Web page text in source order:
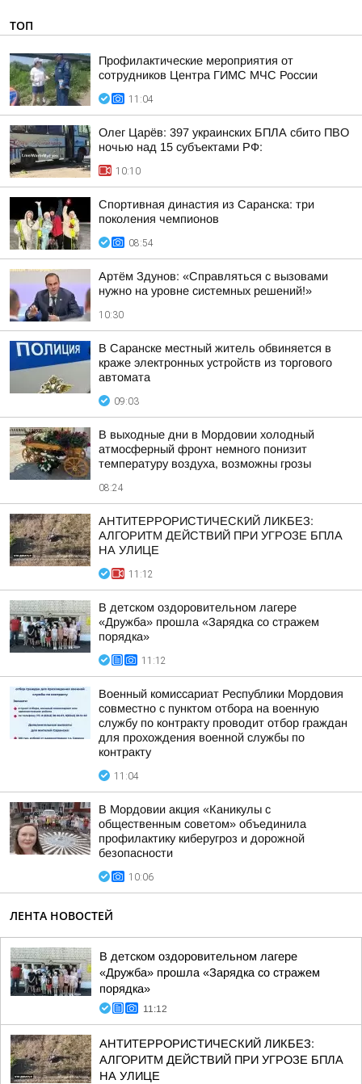
ТОП
Профилактические мероприятия от
сотрудников Центра ГИМС МЧС России
11:04
Олег Царёв: 397 украинских БПЛА сбито ПВО
ночью над 15 субъектами РФ:
10:10
Спортивная династия из Саранска: три
поколения чемпионов
08:54
Артём Здунов: «Справляться с вызовами
нужно на уровне системных решений!»
10:30
В Саранске местный житель обвиняется в
краже электронных устройств из торгового
автомата
09:03
В выходные дни в Мордовии холодный
атмосферный фронт немного понизит
температуру воздуха, возможны грозы
08:24
АНТИТЕРРОРИСТИЧЕСКИЙ ЛИКБЕЗ:
АЛГОРИТМ ДЕЙСТВИЙ ПРИ УГРОЗЕ БПЛА
НА УЛИЦЕ
11:12
В детском оздоровительном лагере
«Дружба» прошла «Зарядка со стражем
порядка»
11:12
Военный комиссариат Республики Мордовия
совместно с пунктом отбора на военную
службу по контракту проводит отбор граждан
для прохождения военной службы по
контракту
11:04
В Мордовии акция «Каникулы с
общественным советом» объединила
профилактику киберугроз и дорожной
безопасности
10:06
ЛЕНТА НОВОСТЕЙ
В детском оздоровительном лагере
«Дружба» прошла «Зарядка со стражем
порядка»
11:12
АНТИТЕРРОРИСТИЧЕСКИЙ ЛИКБЕЗ:
АЛГОРИТМ ДЕЙСТВИЙ ПРИ УГРОЗЕ БПЛА
НА УЛИЦЕ